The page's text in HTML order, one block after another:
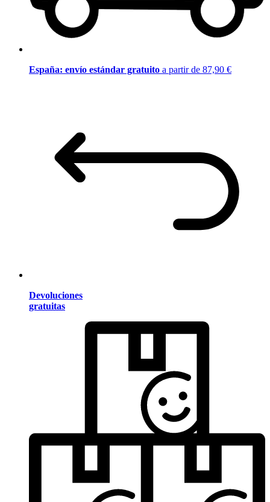
España: envío estándar gratuito a partir de 87,90 €
Devoluciones
gratuitas